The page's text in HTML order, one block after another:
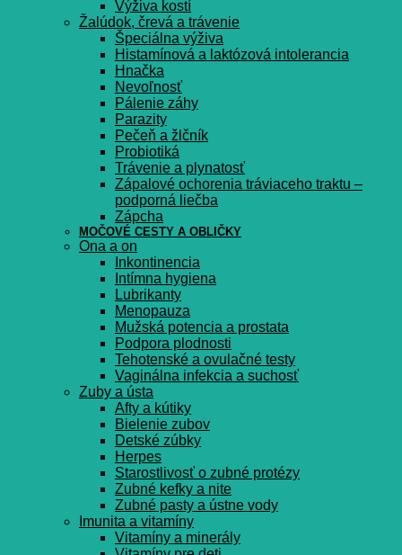
Výživa kostí
Žalúdok, črevá a trávenie
Špeciálna výživa
Histamínová a laktózová intolerancia
Hnačka
Nevoľnosť
Pálenie záhy
Parazity
Pečeň a žlčník
Probiotiká
Trávenie a plynatosť
Zápalové ochorenia tráviaceho traktu –
podporná liečba
Zápcha
MOČOVÉ CESTY A OBLIČKY
Ona a on
Inkontinencia
Intímna hygiena
Lubrikanty
Menopauza
Mužská potencia a prostata
Podpora plodnosti
Tehotenské a ovulačné testy
Vaginálna infekcia a suchosť
Zuby a ústa
Afty a kútiky
Bielenie zubov
Detské zúbky
Herpes
Starostlivosť o zubné protézy
Zubné kefky a nite
Zubné pasty a ústne vody
Imunita a vitamíny
Vitamíny a minerály